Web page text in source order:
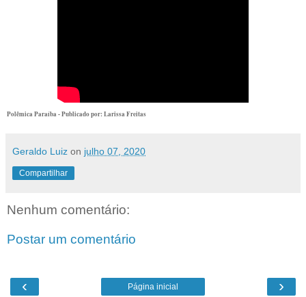
Polêmica Paraíba - Publicado por: Larissa Freitas
Geraldo Luiz on julho 07, 2020
Compartilhar
Nenhum comentário:
Postar um comentário
‹ ›
Página inicial